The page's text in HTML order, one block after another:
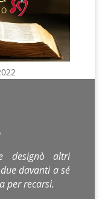
designò altri
davanti a sé
per recarsi.